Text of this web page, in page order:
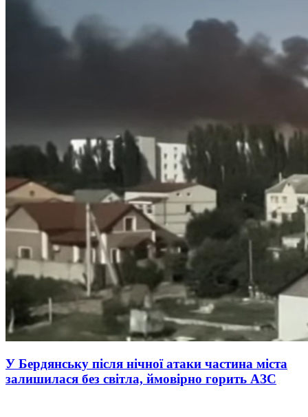
У Бердянську після нічної атаки частина міста
залишилася без світла, ймовірно горить АЗС